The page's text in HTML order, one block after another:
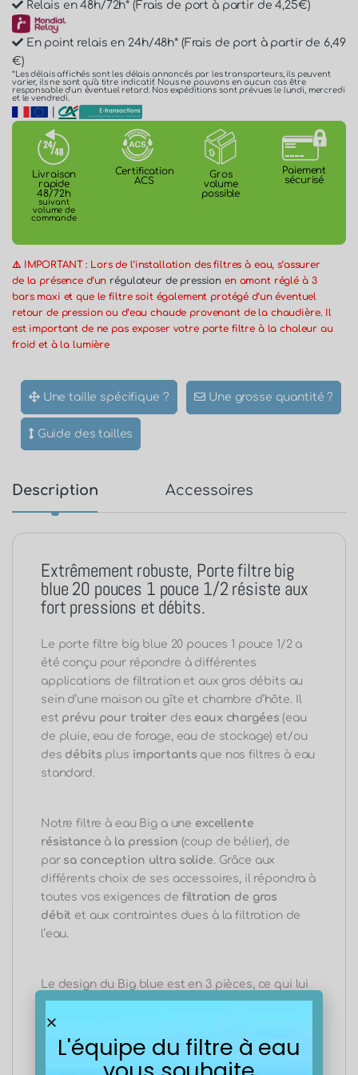
Relais en 48h/72h* (Frais de port à partir de 4,25€)
En point relais en 24h/48h* (Frais de port à partir de 6,49
€)
*Les délais affichés sont les délais annoncés par les transporteurs, ils peuvent
varier, ils ne sont qu'à titre indicatif. Nous ne pouvons en aucun cas être
responsable d'un éventuel retard. Nos expéditions sont prévues le lundi, mercredi
et le vendredi.
Livraison
rapide
48/72h
suivant
volume de
commande
Certification
ACS
Gros
volume
possible
Paiement
sécurisé
⚠️ IMPORTANT : Lors de l’installation des filtres à eau, s’assurer
de la présence d’un régulateur de pression en amont réglé à 3
bars maxi et que le filtre soit également protégé d’un éventuel
retour de pression ou d’eau chaude provenant de la chaudière. Il
est important de ne pas exposer votre porte filtre à la chaleur au
froid et à la lumière
Une taille spécifique ? Une grosse quantité ?
Guide des tailles
Description Accessoires
Extrêmement robuste, Porte filtre big
blue 20 pouces 1 pouce 1/2 résiste aux
fort pressions et débits.
Le porte filtre big blue 20 pouces 1 pouce 1/2 a
été conçu pour répondre à différentes
applications de filtration et aux gros débits au
sein d’une maison ou gîte et chambre d’hôte. Il
est prévu pour traiterdes eaux chargées (eau
de pluie, eau de forage, eau de stockage) et/ou
des débits plus importants que nos filtres à eau
standard.
Notre filtre à eau Big a une excellente
résistance à la pression (coup de bélier), de
par sa conception ultra solide. Grâce aux
différents choix de ses accessoires, il répondra à
toutes vos exigences de filtration de gros
débit et aux contraintes dues à la filtration de
l’eau.
Le design du Big blue est en 3 pièces, ce qui lui
confère une facilité d’installation des cartouches
filtrantes. Le Big blue est composée d’un
centreur des éléments filtrants, d’un bouchon de
purge d’air pour dépressuriser pour le
L'équipe du filtre à eau